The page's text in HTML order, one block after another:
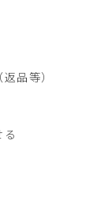
品等）
る